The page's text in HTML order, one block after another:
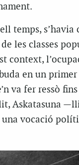
temps,
les classes
context,
en un
va fer ressò
Askatasuna
vocació